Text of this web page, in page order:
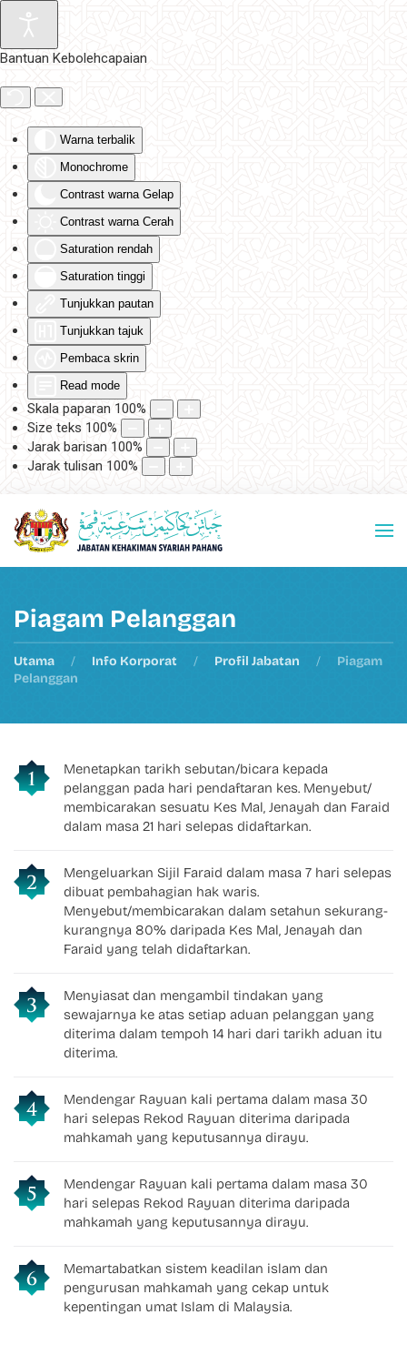
Bantuan Kebolehcapaian
Warna terbalik
Monochrome
Contrast warna Gelap
Contrast warna Cerah
Saturation rendah
Saturation tinggi
Tunjukkan pautan
Tunjukkan tajuk
Pembaca skrin
Read mode
Skala paparan 100%
Size teks 100%
Jarak barisan 100%
Jarak tulisan 100%
Skip to main content
Piagam Pelanggan
Utama Info Korporat Profil Jabatan
Piagam
Pelanggan
Menetapkan tarikh sebutan/bicara kepada
pelanggan pada hari pendaftaran kes. Menyebut/
membicarakan sesuatu Kes Mal, Jenayah dan Faraid
dalam masa 21 hari selepas didaftarkan.
Mengeluarkan Sijil Faraid dalam masa 7 hari selepas
dibuat pembahagian hak waris.
Menyebut/membicarakan dalam setahun sekurang-
kurangnya 80% daripada Kes Mal, Jenayah dan
Faraid yang telah didaftarkan.
Menyiasat dan mengambil tindakan yang
sewajarnya ke atas setiap aduan pelanggan yang
diterima dalam tempoh 14 hari dari tarikh aduan itu
diterima.
Mendengar Rayuan kali pertama dalam masa 30
hari selepas Rekod Rayuan diterima daripada
mahkamah yang keputusannya dirayu.
Mendengar Rayuan kali pertama dalam masa 30
hari selepas Rekod Rayuan diterima daripada
mahkamah yang keputusannya dirayu.
Memartabatkan sistem keadilan islam dan
pengurusan mahkamah yang cekap untuk
kepentingan umat Islam di Malaysia.